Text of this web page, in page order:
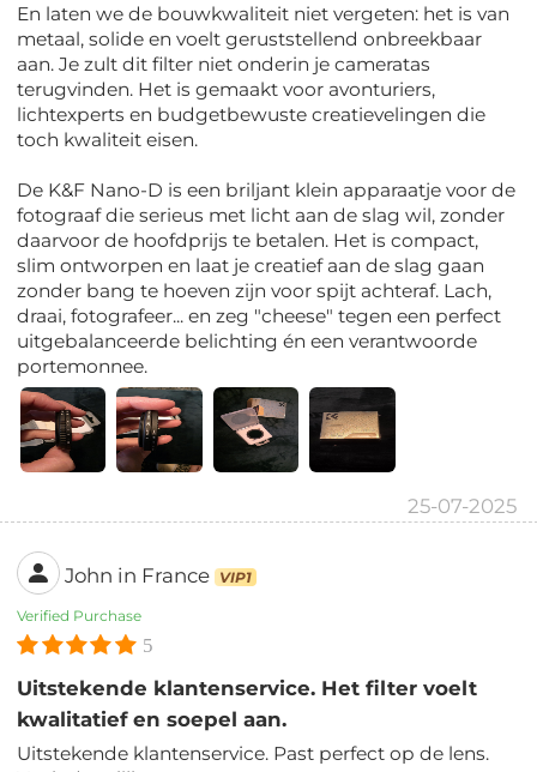
En laten we de bouwkwaliteit niet vergeten: het is van
metaal, solide en voelt geruststellend onbreekbaar
aan. Je zult dit filter niet onderin je cameratas
terugvinden. Het is gemaakt voor avonturiers,
lichtexperts en budgetbewuste creatievelingen die
toch kwaliteit eisen.
De K&F Nano-D is een briljant klein apparaatje voor de
fotograaf die serieus met licht aan de slag wil, zonder
daarvoor de hoofdprijs te betalen. Het is compact,
slim ontworpen en laat je creatief aan de slag gaan
zonder bang te hoeven zijn voor spijt achteraf. Lach,
draai, fotografeer... en zeg "cheese" tegen een perfect
uitgebalanceerde belichting én een verantwoorde
portemonnee.
25-07-2025
John in France VIP1
Verified Purchase
5
Uitstekende klantenservice. Het filter voelt
kwalitatief en soepel aan.
Uitstekende klantenservice. Past perfect op de lens.